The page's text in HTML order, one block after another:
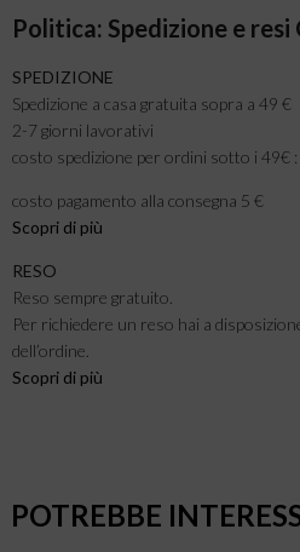
Politica: Spedizione e resi
SPEDIZIONE
Spedizione a casa gratuita sopra a 49 €
2-7 giorni lavorativi
costo spedizione per ordini sotto i 49€
costo pagamento alla consegna 5 €
Scopri di più
RESO
Reso sempre gratuito.
Per richiedere un reso hai a
dell’ordine.
Scopri di più
POTREBBE